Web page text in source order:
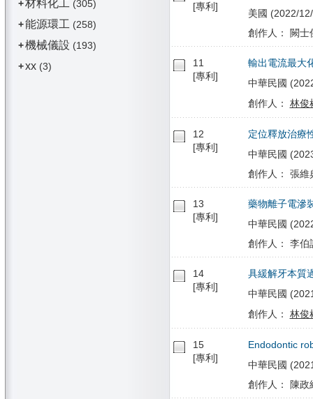
+材料化工 (305)
+能源環工 (258)
+機械儀設 (193)
+xx(3)
[專利]
美國 (2022/
創作人： 闕士
11
[專利]
輸出電流最大
中華民國
創作人： 林俊
12
[專利]
定位釋放治療
中華民國
創作人： 張維
13
[專利]
藥物離子電滲
中華民國
創作人： 李伯
14
[專利]
具緩解牙本質
中華民國
創作人： 林俊
15
[專利]
Endodontic
中華民國
創作人： 陳政